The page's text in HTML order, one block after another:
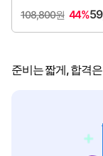
108,800원 44%
준비는 짧게, 합격